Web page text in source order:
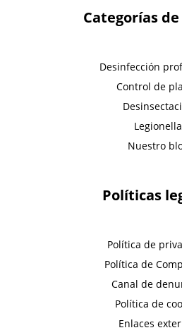
Categorías
Desinfección
Control de
Legionella
Nuestro
Políticas
Política de
Política de
Canal de
Política de
Enlaces